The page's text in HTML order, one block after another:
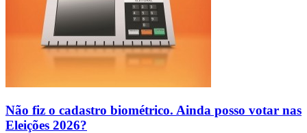
Não fiz o cadastro biométrico. Ainda posso votar nas
Eleições 2026?